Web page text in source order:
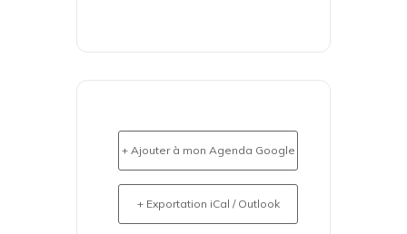
+ Ajouter à mon Agenda Google
+ Exportation iCal / Outlook